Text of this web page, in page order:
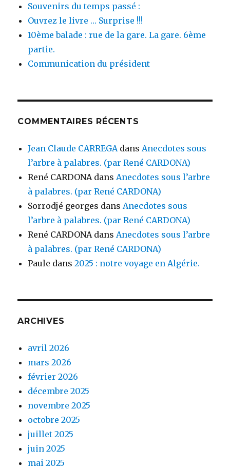
Souvenirs du temps passé :
Ouvrez le livre … Surprise !!!
10ème balade : rue de la gare. La gare. 6ème
partie.
Communication du président
COMMENTAIRES RÉCENTS
Jean Claude CARREGA dans Anecdotes sous
l’arbre à palabres. (par René CARDONA)
René CARDONA dans Anecdotes sous l’arbre
à palabres. (par René CARDONA)
Sorrodjé georges dans Anecdotes sous
l’arbre à palabres. (par René CARDONA)
René CARDONA dans Anecdotes sous l’arbre
à palabres. (par René CARDONA)
Paule dans2025 : notre voyage en Algérie.
ARCHIVES
avril 2026
mars 2026
février 2026
décembre 2025
novembre 2025
octobre 2025
juillet 2025
juin 2025
mai 2025